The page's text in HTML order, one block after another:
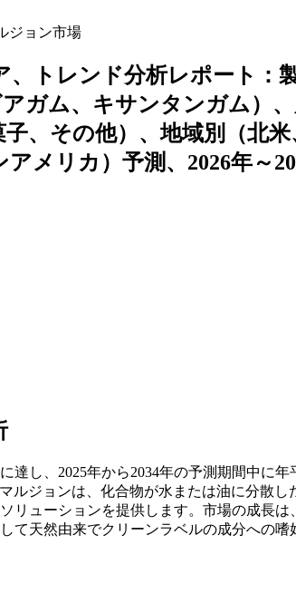
ジョン市場
トレンド分析レポート：
ガム、キサンタンガム）
、その他）、地域別（北米
メリカ）予測、2026年～
達し、2025年から2034年の予測期間中に年
ルジョンは、化合物が水または油に分散し
リューションを提供します。市場の成長は
て天然由来でクリーンラベルの成分への嗜